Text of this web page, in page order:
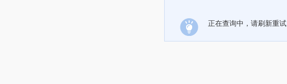
正在查询中，请刷新重试